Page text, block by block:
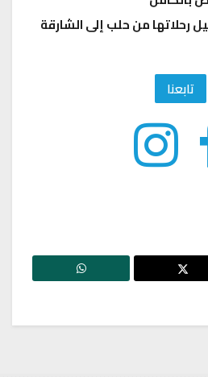
رحلاتها من حلب إلى الشارقة
تابعنا